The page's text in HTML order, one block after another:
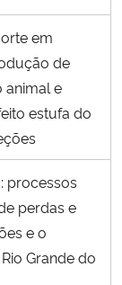
em
de
e
estufa do
processos
perdas e
e o
Grande do